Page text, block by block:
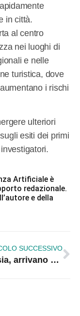
in città.
al centro
nei luoghi di
e nelle
turistica, dove
i rischi
ulteriori
esiti dei primi
Artificiale è
redazionale.
e della
SUCCESSIVO
Crosia, arrivano 2,5 milioni di euro per strade e messa in sicurezza del territorio